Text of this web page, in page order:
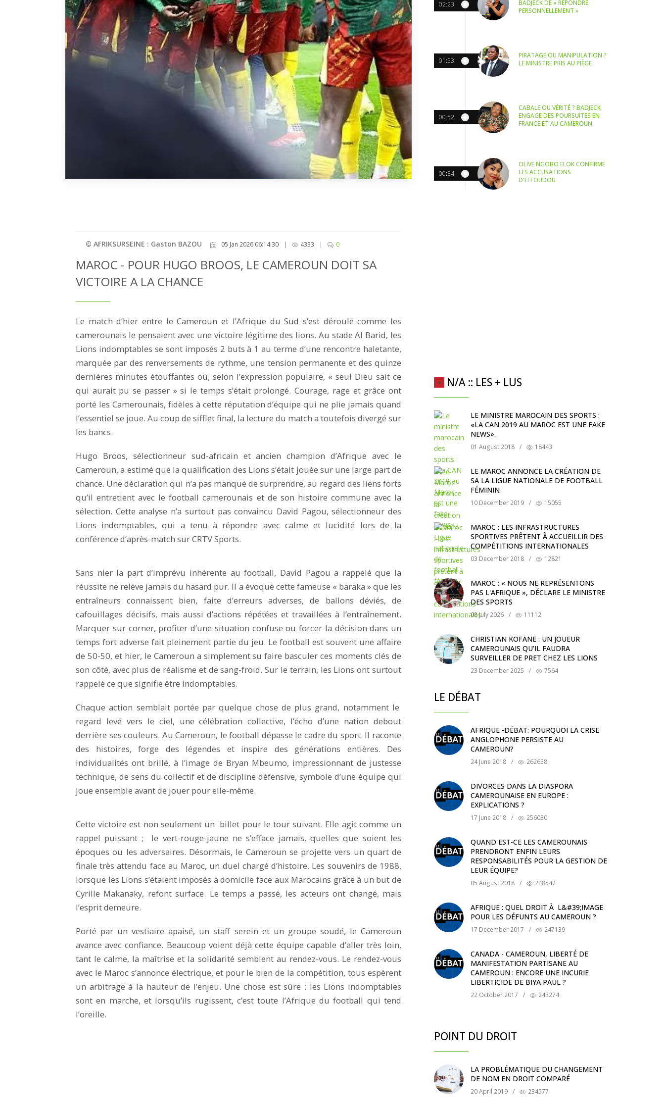
© AFRIKSURSEINE : Gaston BAZOU 05 Jan 2026 06:14:30 | 4333 | 0
MAROC - POUR HUGO BROOS, LE CAMEROUN DOIT SA
VICTOIRE A LA CHANCE
Le match d’hier entre le Cameroun et l’Afrique du Sud s’est déroulé comme les
camerounais le pensaient avec une victoire légitime des lions. Au stade Al Barid, les
Lions indomptables se sont imposés 2 buts à 1 au terme d’une rencontre haletante,
marquée par des renversements de rythme, une tension permanente et des quinze
dernières minutes étouffantes où, selon l’expression populaire, « seul Dieu sait ce
qui aurait pu se passer » si le temps s’était prolongé. Courage, rage et grâce ont
porté les Camerounais, fidèles à cette réputation d’équipe qui ne plie jamais quand
l’essentiel se joue. Au coup de sifflet final, la lecture du match a toutefois divergé sur
les bancs.
Hugo Broos, sélectionneur sud-africain et ancien champion d’Afrique avec le
Cameroun, a estimé que la qualification des Lions s’était jouée sur une large part de
chance. Une déclaration qui n’a pas manqué de surprendre, au regard des liens forts
qu’il entretient avec le football camerounais et de son histoire commune avec la
sélection. Cette analyse n’a surtout pas convaincu David Pagou, sélectionneur des
Lions indomptables, qui a tenu à répondre avec calme et lucidité lors de la
conférence d’après-match sur CRTV Sports.
Sans nier la part d’imprévu inhérente au football, David Pagou a rappelé que la
réussite ne relève jamais du hasard pur. Il a évoqué cette fameuse « baraka » que les
entraîneurs connaissent bien, faite d’erreurs adverses, de ballons déviés, de
cafouillages décisifs, mais aussi d’actions répétées et travaillées à l’entraînement.
Marquer sur corner, profiter d’une situation confuse ou forcer la décision dans un
temps fort adverse fait pleinement partie du jeu. Le football est souvent une affaire
de 50-50, et hier, le Cameroun a simplement su faire basculer ces moments clés de
son côté, avec plus de réalisme et de sang-froid. Sur le terrain, les Lions ont surtout
rappelé ce que signifie être indomptables.
Chaque action semblait portée par quelque chose de plus grand, notamment le
regard levé vers le ciel, une célébration collective, l’écho d’une nation debout
derrière ses couleurs. Au Cameroun, le football dépasse le cadre du sport. Il raconte
des histoires, forge des légendes et inspire des générations entières. Des
individualités ont brillé, à l’image de Bryan Mbeumo, impressionnant de justesse
technique, de sens du collectif et de discipline défensive, symbole d’une équipe qui
joue ensemble avant de jouer pour elle-même.
Cette victoire est non seulement un billet pour le tour suivant. Elle agit comme un
rappel puissant ; le vert-rouge-jaune ne s’efface jamais, quelles que soient les
époques ou les adversaires. Désormais, le Cameroun se projette vers un quart de
finale très attendu face au Maroc, un duel chargé d’histoire. Les souvenirs de 1988,
lorsque les Lions s’étaient imposés à domicile face aux Marocains grâce à un but de
Cyrille Makanaky, refont surface. Le temps a passé, les acteurs ont changé, mais
l’esprit demeure.
Porté par un vestiaire apaisé, un staff serein et un groupe soudé, le Cameroun
avance avec confiance. Beaucoup voient déjà cette équipe capable d’aller très loin,
tant le calme, la maîtrise et la solidarité semblent au rendez-vous. Le rendez-vous
avec le Maroc s’annonce électrique, et pour le bien de la compétition, tous espèrent
un arbitrage à la hauteur de l’enjeu. Une chose est sûre : les Lions indomptables
sont en marche, et lorsqu’ils rugissent, c’est toute l’Afrique du football qui tend
l’oreille.
02:23
BADJECK DE « RÉPONDRE
PERSONNELLEMENT »
01:53
PIRATAGE OU MANIPULATION ?
LE MINISTRE PRIS AU PIÈGE
00:52
CABALE OU VÉRITÉ ? BADJECK
ENGAGE DES POURSUITES EN
FRANCE ET AU CAMEROUN
00:34
OLIVE NGOBO ELOK CONFIRME
LES ACCUSATIONS
D'EFFOUDOU
N/A :: LES + LUS
LE MINISTRE MAROCAIN DES SPORTS :
«LA CAN 2019 AU MAROC EST UNE FAKE
NEWS».
01 August 2018 / 18443
LE MAROC ANNONCE LA CRÉATION DE
SA LA LIGUE NATIONALE DE FOOTBALL
FÉMININ
10 December 2019 / 15055
MAROC : LES INFRASTRUCTURES
SPORTIVES PRÊTENT À ACCUEILLIR DES
COMPÉTITIONS INTERNATIONALES
03 December 2018 / 12821
MAROC : « NOUS NE REPRÉSENTONS
PAS L'AFRIQUE », DÉCLARE LE MINISTRE
DES SPORTS
08 July 2026 / 11112
CHRISTIAN KOFANE : UN JOUEUR
CAMEROUNAIS QU’IL FAUDRA
SURVEILLER DE PRET CHEZ LES LIONS
23 December 2025 / 7564
LE DÉBAT
AFRIQUE -DÉBAT: POURQUOI LA CRISE
ANGLOPHONE PERSISTE AU
CAMEROUN?
24 June 2018 / 262658
DIVORCES DANS LA DIASPORA
CAMEROUNAISE EN EUROPE :
EXPLICATIONS ?
17 June 2018 / 256030
QUAND EST-CE LES CAMEROUNAIS
PRENDRONT ENFIN LEURS
RESPONSABILITÉS POUR LA GESTION DE
LEUR ÉQUIPE?
05 August 2018 / 248542
AFRIQUE : QUEL DROIT À L&#39;IMAGE
POUR LES DÉFUNTS AU CAMEROUN ?
17 December 2017 / 247139
CANADA - CAMEROUN, LIBERTÉ DE
MANIFESTATION PARTISANE AU
CAMEROUN : ENCORE UNE INCURIE
LIBERTICIDE DE BIYA PAUL ?
22 October 2017 / 243274
POINT DU DROIT
LA PROBLÉMATIQUE DU CHANGEMENT
DE NOM EN DROIT COMPARÉ
20 April 2019 / 234577